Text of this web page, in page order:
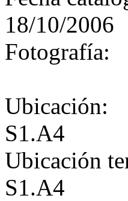
18/10/2006
Fotografía:
Ubicación:
S1.A4
Ubicación
S1.A4